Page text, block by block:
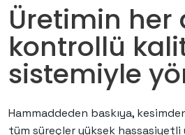
Üretimin her
kontrollü
sistemiyle
Hammaddeden baskıya,
tüm süreçler yüksek hassasiyetli